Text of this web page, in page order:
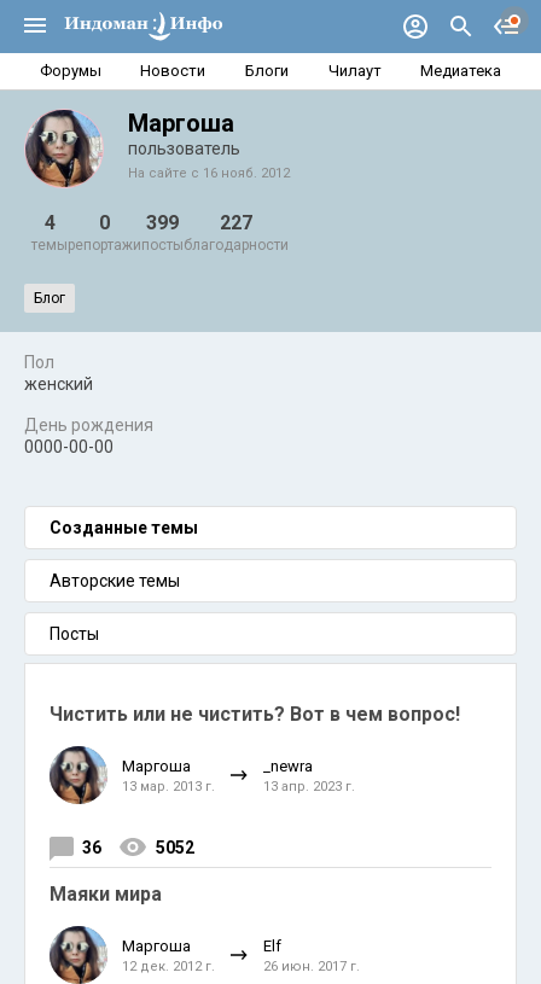
Форумы Новости Блоги Чилаут Медиатека
Маргоша
пользователь
На сайте с 16 нояб. 2012
4
темы
0
репортажи
399
посты
227
благодарности
Блог
Пол
женский
День рождения
0000-00-00
Созданные темы
Авторские темы
Посты
Чистить или не чистить? Вот в чем вопрос!
Маргоша
13 мар. 2013 г.
_newra
13 апр. 2023 г.
36 5052
Маяки мира
Маргоша
12 дек. 2012 г.
Elf
26 июн. 2017 г.